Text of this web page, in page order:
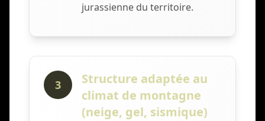
jurassienne du territoire.
3
Structure adaptée au
climat de montagne
(neige, gel, sismique)